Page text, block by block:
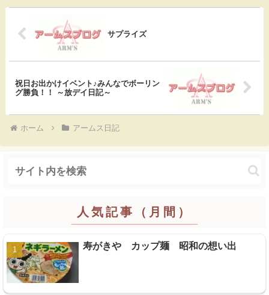
e
b
e
n
k
e
e
サプライズ
祝日お出かけイベント♪みんなでボーリン
グ勝負！！ ～放デイ日記～
ホーム アームス日記
人気記事（月間）
寿がきや カップ麺 昭和の想い出